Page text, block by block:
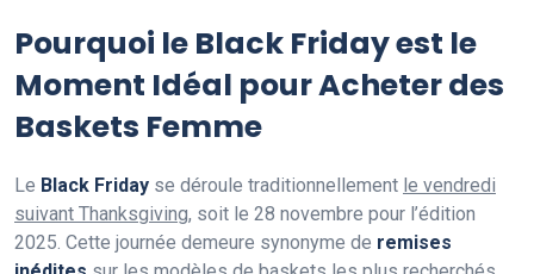
Pourquoi le Black Friday est le
Moment Idéal pour Acheter des
Baskets Femme
Le Black Friday se déroule traditionnellement le vendredi
suivant Thanksgiving, soit le 28 novembre pour l’édition
2025. Cette journée demeure synonyme de remises